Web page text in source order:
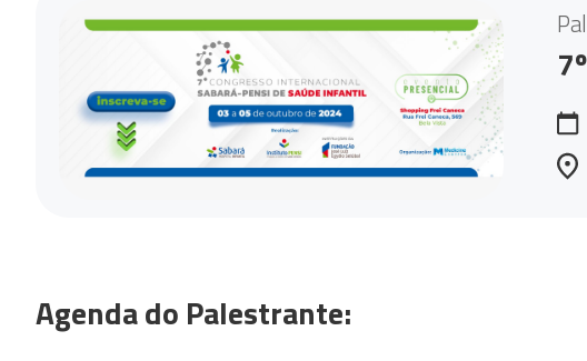
Agenda do Palestrante: